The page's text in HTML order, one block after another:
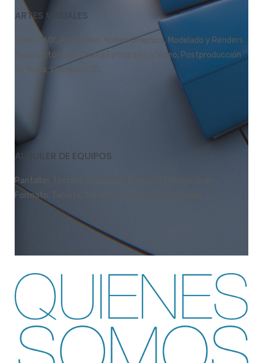
ARTES VISUALES
Video 360º, Animación, Motion Graphics, Modelado y Renders
Arquitectónicos, Croma Fotografía y Video, Postproducción
de Video, Impresión 3D.
ALQUILER DE EQUIPOS
Pantallas Táctiles, Video Wall, Drones, Pantallas Gran
Formato, Tablets. Diseño y Producción de Stands.